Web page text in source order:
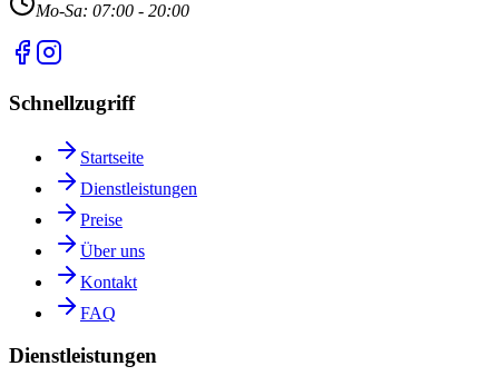
Mo-Sa: 07:00 - 20:00
Schnellzugriff
Startseite
Dienstleistungen
Preise
Über uns
Kontakt
FAQ
Dienstleistungen